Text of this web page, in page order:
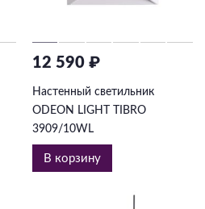
12 590 ₽
Настенный светильник
ODEON LIGHT TIBRO
3909/10WL
В корзину